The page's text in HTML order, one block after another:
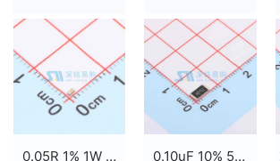
0.05R 1% 1W 2512 0.10uF 10% 50V X7R 0805